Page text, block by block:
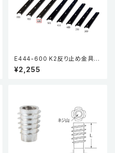
E444-600 K2反り止め金具
高さ13mm
¥2,255